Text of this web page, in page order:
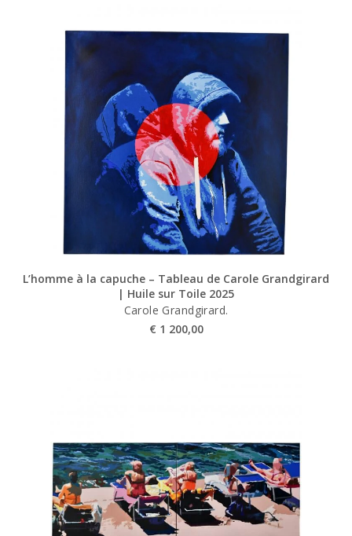
L’homme à la capuche – Tableau de Carole Grandgirard
| Huile sur Toile 2025
Carole Grandgirard.
€ 1 200,00